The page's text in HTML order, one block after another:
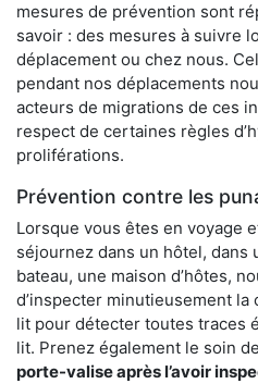
mesures de prévention sont
savoir : des mesures à suivre
déplacement ou chez nous.
pendant nos déplacements
acteurs de migrations de ces
respect de certaines règles
proliférations.
Prévention contre les
Lorsque vous êtes en voyage
séjournez dans un hôtel, dans
bateau, une maison d’hôtes,
d’inspecter minutieusement la
lit pour détecter toutes traces
lit. Prenez également le soin de
porte-valise après l’avoir